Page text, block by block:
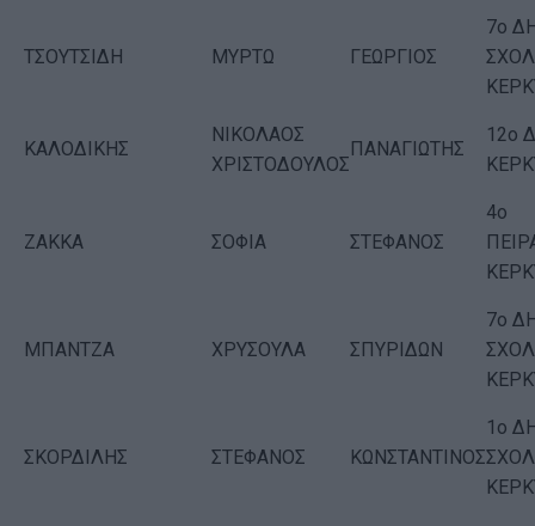
ΤΣΟΥΤΣΙΔΗ ΜΥΡΤΩ ΓΕΩΡΓΙΟΣ
7ο
ΚΑΛΟΔΙΚΗΣ
ΝΙΚΟΛΑΟΣ
ΧΡΙΣΤΟΔΟΥΛΟΣ
ΠΑΝΑΓΙΩΤΗΣ
12o
ΖΑΚΚΑ ΣΟΦΙΑ ΣΤΕΦΑΝΟΣ
4ο
ΜΠΑΝΤΖΑ ΧΡΥΣΟΥΛΑ ΣΠΥΡΙΔΩΝ
7ο
ΣΚΟΡΔΙΛΗΣ ΣΤΕΦΑΝΟΣ ΚΩΝΣΤΑΝΤΙΝΟΣ
1ο